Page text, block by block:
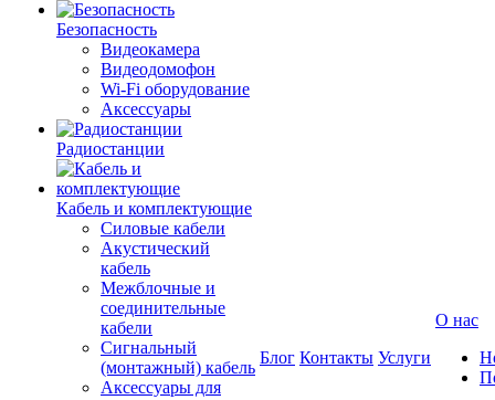
Безопасность
Видеокамера
Видеодомофон
Wi-Fi оборудование
Аксессуары
Радиостанции
Кабель и комплектующие
Силовые кабели
Акустический
кабель
Межблочные и
соединительные
кабели
Сигнальный
(монтажный) кабель
Аксессуары для
Блог Контакты Услуги
О нас